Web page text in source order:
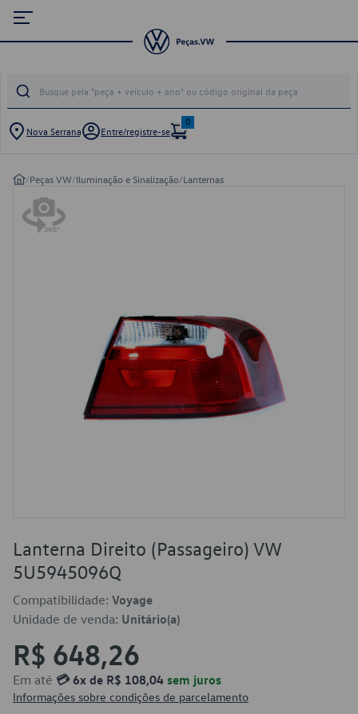
Nova Serrana Entre/registre-se
0
/Peças VW/Iluminação e Sinalização/Lanternas
Lanterna Direito (Passageiro) VW
5U5945096Q
Compatibilidade: Voyage
Unidade de venda: Unitário(a)
R$ 648,26
Em até 💳 6x de R$ 108,04 sem juros
Informações sobre condições de parcelamento